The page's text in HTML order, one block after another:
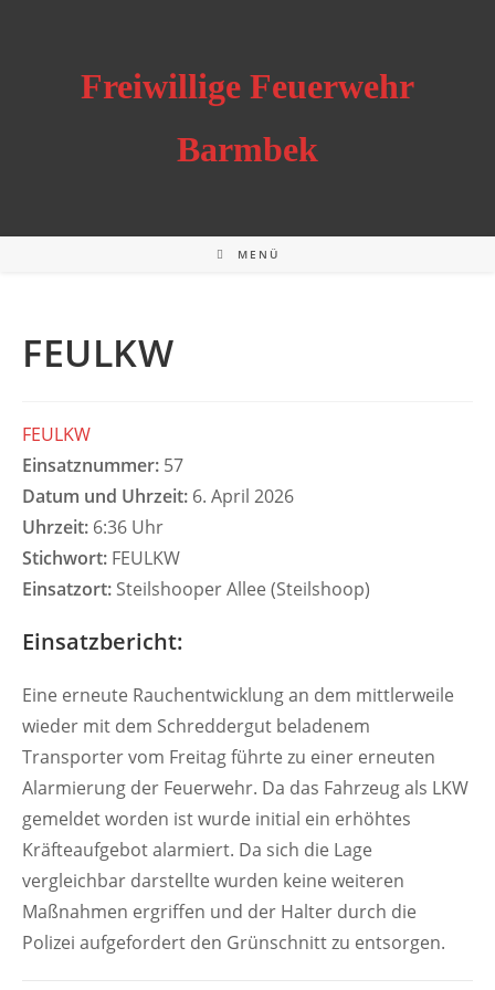
Freiwillige Feuerwehr
Barmbek
MENÜ
FEULKW
FEULKW
Einsatznummer: 57
Datum und Uhrzeit: 6. April 2026
Uhrzeit: 6:36 Uhr
Stichwort: FEULKW
Einsatzort: Steilshooper Allee (Steilshoop)
Einsatzbericht:
Eine erneute Rauchentwicklung an dem mittlerweile
wieder mit dem Schreddergut beladenem
Transporter vom Freitag führte zu einer erneuten
Alarmierung der Feuerwehr. Da das Fahrzeug als LKW
gemeldet worden ist wurde initial ein erhöhtes
Kräfteaufgebot alarmiert. Da sich die Lage
vergleichbar darstellte wurden keine weiteren
Maßnahmen ergriffen und der Halter durch die
Polizei aufgefordert den Grünschnitt zu entsorgen.